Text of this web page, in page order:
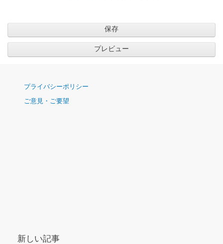
ナ
ゲ
プライバシーポリシー
ご意見・ご要望
新しい記事